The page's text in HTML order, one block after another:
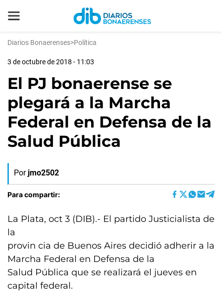
Diarios Bonaerenses>Política
3 de octubre de 2018 - 11:03
El PJ bonaerense se
plegará a la Marcha
Federal en Defensa de la
Salud Pública
Por jmo2502
Para compartir:
La Plata, oct 3 (DIB).- El partido Justicialista de
la
provin cia de Buenos Aires decidió adherir a la
Marcha Federal en Defensa de la
Salud Pública que se realizará el jueves en
capital federal.